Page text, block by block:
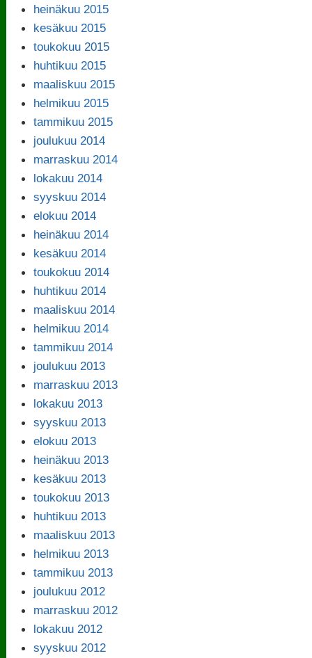
heinäkuu 2015
kesäkuu 2015
toukokuu 2015
huhtikuu 2015
maaliskuu 2015
helmikuu 2015
tammikuu 2015
joulukuu 2014
marraskuu 2014
lokakuu 2014
syyskuu 2014
elokuu 2014
heinäkuu 2014
kesäkuu 2014
toukokuu 2014
huhtikuu 2014
maaliskuu 2014
helmikuu 2014
tammikuu 2014
joulukuu 2013
marraskuu 2013
lokakuu 2013
syyskuu 2013
elokuu 2013
heinäkuu 2013
kesäkuu 2013
toukokuu 2013
huhtikuu 2013
maaliskuu 2013
helmikuu 2013
tammikuu 2013
joulukuu 2012
marraskuu 2012
lokakuu 2012
syyskuu 2012